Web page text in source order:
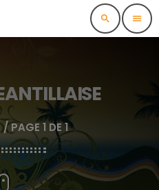
search menu
PAGE 1 DE 1